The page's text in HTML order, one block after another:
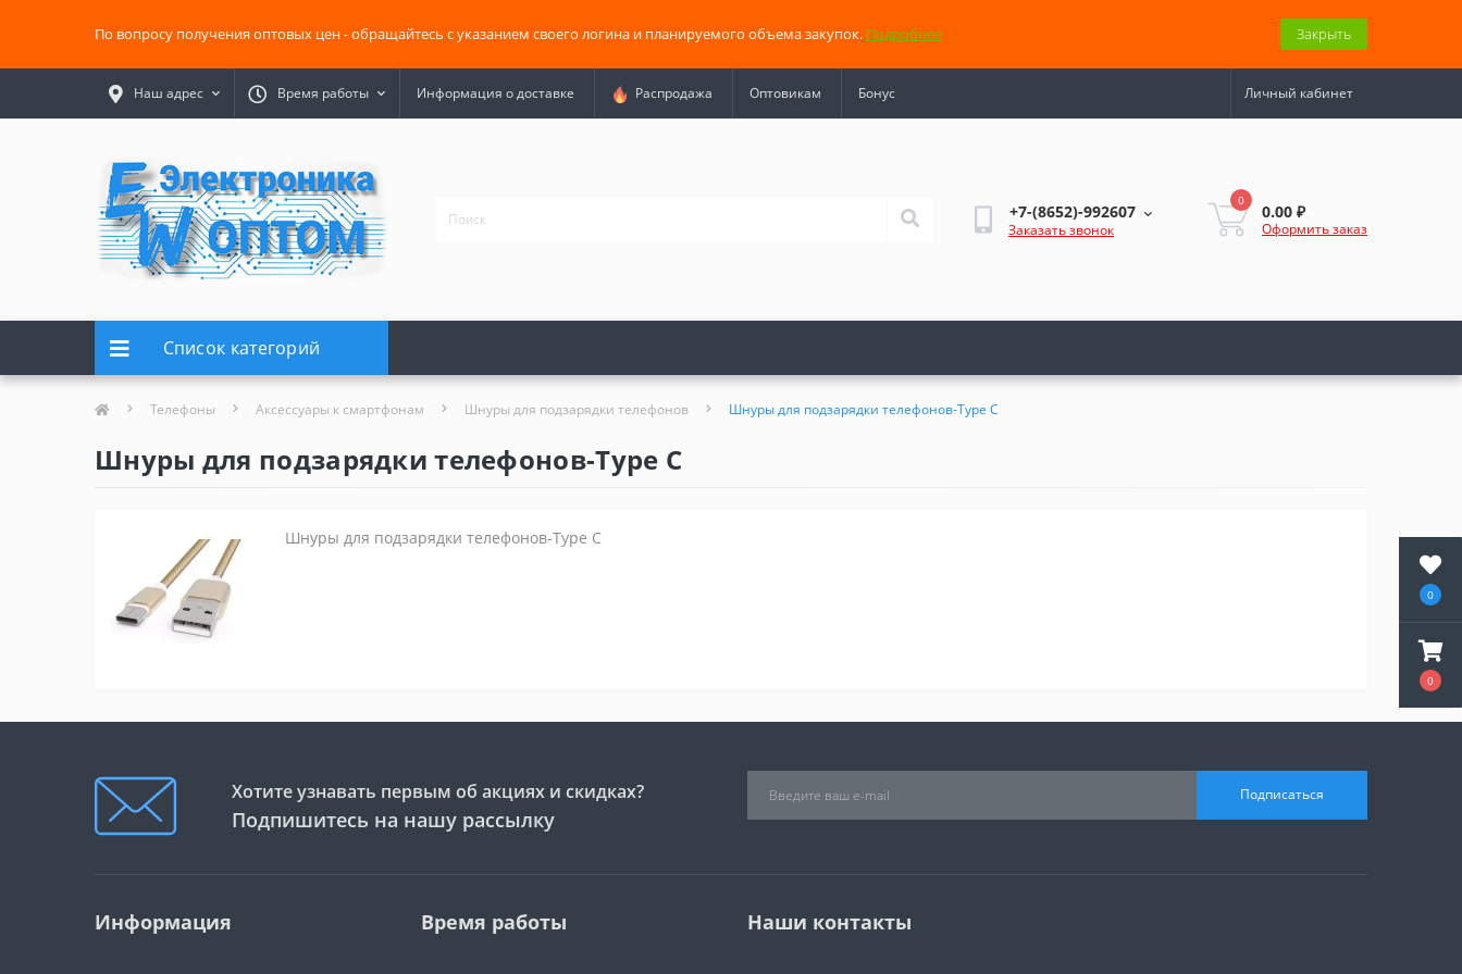
0
0
По вопросу получения оптовых цен - обращайтесь с указанием своего логина и планируемого объема закупок. Подробнее Закрыть
Наш адрес Время работы Информация о доставке Распродажа Оптовикам Бонус Личный кабинет
+7-(8652)-992607
Заказать звонок
0
0.00 ₽
Оформить заказ
Список категорий
Телефоны Аксессуары к смартфонам Шнуры для подзарядки телефонов Шнуры для подзарядки телефонов-Type C
Шнуры для подзарядки телефонов-Type C
Шнуры для подзарядки телефонов-Type C
Хотите узнавать первым об акциях и скидках?
Подпишитесь на нашу рассылку
Подписаться
Информация Время работы Наши контакты